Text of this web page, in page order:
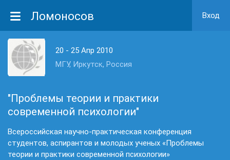
Ломоносов Вход
20 - 25 Апр 2010
МГУ, Иркутск, Россия
"Проблемы теории и практики
современной психологии"
Всероссийская научно-практическая конференция
студентов, аспирантов и молодых ученых «Проблемы
теории и практики современной психологии»